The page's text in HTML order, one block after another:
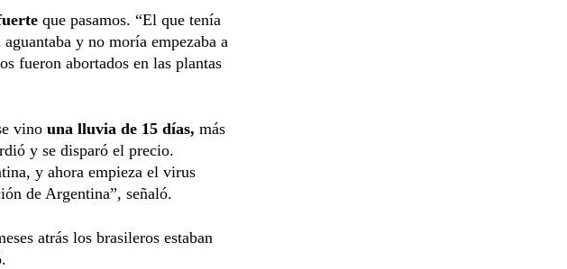
que pasamos. “El que tenía
y no moría empezaba a
fueron abortados en las plantas
vino una lluvia de 15 días, más
y se disparó el precio.
y ahora empieza el virus
de Argentina”, señaló.
atrás los brasileros estaban